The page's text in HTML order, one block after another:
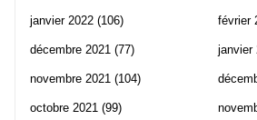
janvier 2022 (106)
décembre 2021 (77)
novembre 2021 (104)
octobre 2021 (99)
février
janvier